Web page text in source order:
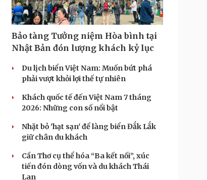
Bảo tàng Tưởng niệm Hòa bình tại
Nhật Bản đón lượng khách kỷ lục
Du lịch biển Việt Nam: Muốn bứt phá
phải vượt khỏi lợi thế tự nhiên
Khách quốc tế đến Việt Nam 7 tháng
2026: Những con số nổi bật
Nhặt bỏ 'hạt sạn' để làng biển Đắk Lắk
giữ chân du khách
Cần Thơ cụ thể hóa “Ba kết nối”, xúc
tiến đón dòng vốn và du khách Thái
Lan